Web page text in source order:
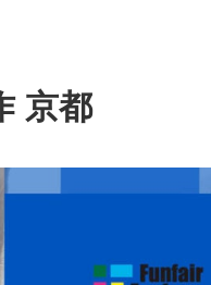
京都